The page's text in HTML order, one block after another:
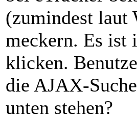
(zumindest laut
meckern. Es ist
klicken.
die AJAX-
unten stehen?